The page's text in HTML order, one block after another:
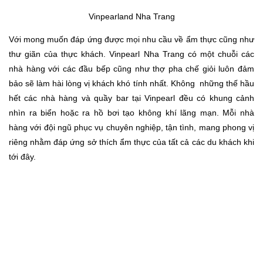
Vinpearland Nha Trang
Với mong muốn đáp ứng được mọi nhu cầu về ẩm thực cũng như
thư giãn của thực khách. Vinpearl Nha Trang có một chuỗi các
nhà hàng với các đầu bếp cũng như thợ pha chế giỏi luôn đảm
bảo sẽ làm hài lòng vị khách khó tính nhất. Không những thế hầu
hết các nhà hàng và quầy bar tại Vinpearl đều có khung cảnh
nhìn ra biển hoặc ra hồ bơi tạo không khí lãng mạn. Mỗi nhà
hàng với đội ngũ phục vụ chuyên nghiệp, tận tình, mang phong vị
riêng nhằm đáp ứng sở thích ẩm thực của tất cả các du khách khi
tới đây.